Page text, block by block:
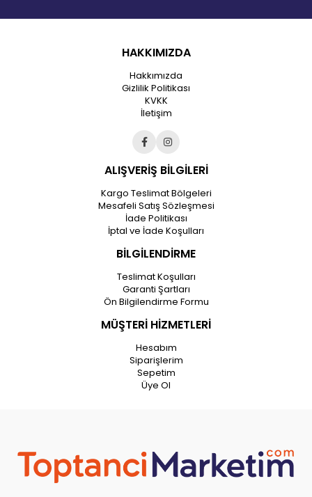
HAKKIMIZDA
Hakkımızda
Gizlilik Politikası
KVKK
İletişim
ALIŞVERİŞ BİLGİLERİ
Kargo Teslimat Bölgeleri
Mesafeli Satış Sözleşmesi
İade Politikası
İptal ve İade Koşulları
BİLGİLENDİRME
Teslimat Koşulları
Garanti Şartları
Ön Bilgilendirme Formu
MÜŞTERİ HİZMETLERİ
Hesabım
Siparişlerim
Sepetim
Üye Ol